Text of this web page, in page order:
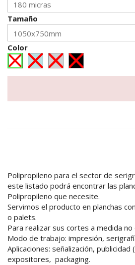
Tamaño
Color
Polipropileno para el sector de
este listado podrá encontrar las
Polipropileno que necesite.
Servimos el producto en planchas
o palets.
Para realizar sus cortes a medida
Modo de trabajo: impresión,
Aplicaciones: señalización,
expositores, packaging.